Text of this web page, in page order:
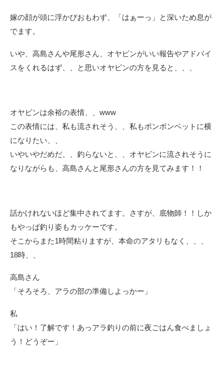
嫁の顔が頭に浮かびおもわず、「はぁーっ」と深いため息が
でます。
いや、高島さんや尾形さん、オヤビンがいい報告やアドバイ
スをくれるはず、、と思いオヤビンの方を見ると、、、
オヤビンは余裕の表情、、www
この表情には、私も流されそう、、私もボンボンベットに横
になりたい、、
いやいやだめだ、、釣らないと、、オヤビンに流されそうに
なりながらも、高島さんと尾形さんの方を見てみます！！
話かけれないほど集中されてます。さすが、底物師！！しか
もやっぱ釣り姿もカッケーです。
そこからまた1時間粘りますが、本命のアタリもなく、、、
18時、、
高島さん
「そろそろ、アラの部の準備しよっかー」
私
「はい！了解です！あっアラ釣りの前に夜ごはん食べましょ
う！どうぞー」